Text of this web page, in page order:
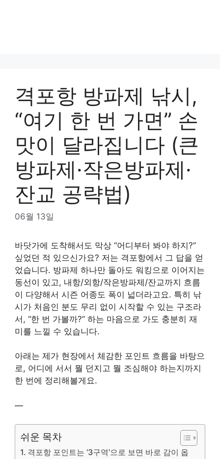
격포항 방파제 낚시,
“여기 한 번 가면” 손
맛이 달라집니다 (큰
방파제·작은방파제·
잔교 공략법)
06월 13일
바닷가에 도착해서도 막상 “어디부터 봐야 하지?”
싶었던 적 있으신가요? 저는 격포항에서 그 답을 얻
었습니다. 방파제 하나만 돌아도 워킹으로 이어지는
동선이 있고, 내항/외항/작은방파제/잔교까지 흐름
이 다양해서 시즌 어종도 폭이 넓더라고요. 특히 낚
시가 처음인 분도 무리 없이 시작할 수 있는 구조라
서, “한 번 가볼까?” 하는 마음으로 가도 충분히 재
미를 느낄 수 있습니다.
아래는 제가 현장에서 체감한 포인트 흐름을 바탕으
로, 어디에 서서 뭘 던지고 뭘 조심해야 하는지까지
한 번에 정리해볼게요.
—
쉬운 목차
격포항 포인트는 ‘3구역’으로 보면 바로 감이 옵